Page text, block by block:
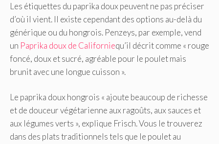
Les étiquettes du paprika doux peuvent ne pas préciser
d’où il vient. Il existe cependant des options au-delà du
générique ou du hongrois. Penzeys, par exemple, vend
un Paprika doux de Californiequ’il décrit comme « rouge
foncé, doux et sucré, agréable pour le poulet mais
brunit avec une longue cuisson ».
Le paprika doux hongrois « ajoute beaucoup de richesse
et de douceur végétarienne aux ragoûts, aux sauces et
aux légumes verts », explique Frisch. Vous le trouverez
dans des plats traditionnels tels que le poulet au